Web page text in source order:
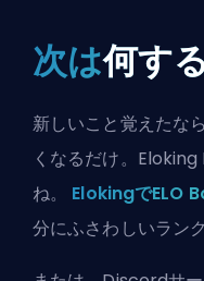
次は何す
新しいこと覚えたな
くなるだけ。
ね。 ElokingでELO
分にふさわしいラン